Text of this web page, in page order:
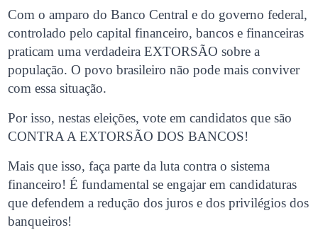
Com o amparo do Banco Central e do governo federal,
controlado pelo capital financeiro, bancos e financeiras
praticam uma verdadeira EXTORSÃO sobre a
população. O povo brasileiro não pode mais conviver
com essa situação.
Por isso, nestas eleições, vote em candidatos que são
CONTRA A EXTORSÃO DOS BANCOS!
Mais que isso, faça parte da luta contra o sistema
financeiro! É fundamental se engajar em candidaturas
que defendem a redução dos juros e dos privilégios dos
banqueiros!